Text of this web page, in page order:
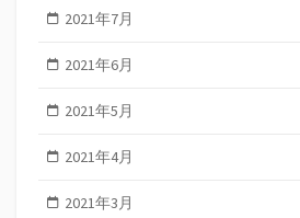
2021年7月
2021年6月
2021年5月
2021年4月
2021年3月